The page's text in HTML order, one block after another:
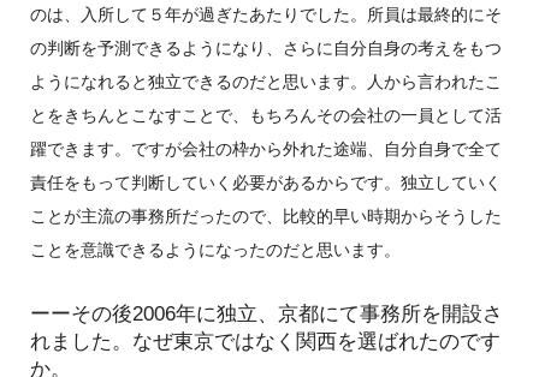
のは、入所して５年が過ぎたあたりでした。所員は最終的にそ
の判断を予測できるようになり、さらに自分自身の考えをもつ
ようになれると独立できるのだと思います。人から言われたこ
とをきちんとこなすことで、もちろんその会社の一員として活
躍できます。ですが会社の枠から外れた途端、自分自身で全て
責任をもって判断していく必要があるからです。独立していく
ことが主流の事務所だったので、比較的早い時期からそうした
ことを意識できるようになったのだと思います。
ーーその後2006年に独立、京都にて事務所を開設さ
れました。なぜ東京ではなく関西を選ばれたのです
か。